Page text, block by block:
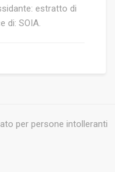
estratto di
di: SOIA.
per persone intolleranti